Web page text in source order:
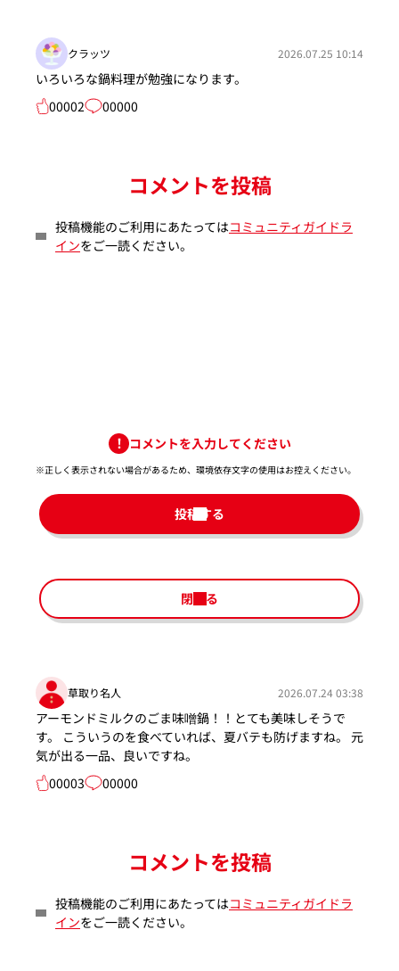
クラッツ 2026.07.25 10:14
いろいろな鍋料理が勉強になります。
00002
00000
コメントを投稿
投稿機能のご利用にあたってはコミュニティガイドラ
インをご一読ください。
コメントを入力してください
※正しく表示されない場合があるため、環境依存文字の使用はお控えください。​
投稿する
閉じる
草取り名人 2026.07.24 03:38
アーモンドミルクのごま味噌鍋！！とても美味しそうで
す。 こういうのを食べていれば、夏バテも防げますね。 元
気が出る一品、良いですね。
00003
00000
コメントを投稿
投稿機能のご利用にあたってはコミュニティガイドラ
インをご一読ください。